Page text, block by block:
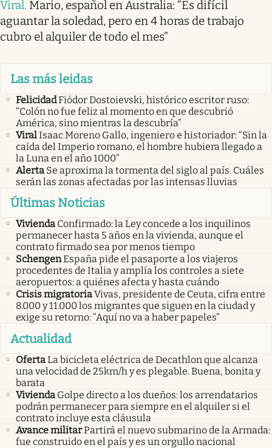
Viral. Mario, español en Australia: “Es difícil
aguantar la soledad, pero en 4 horas de trabajo
cubro el alquiler de todo el mes”
Las más leidas
FelicidadFiódor Dostoievski, histórico escritor ruso:
“Colón no fue feliz al momento en que descubrió
América, sino mientras la descubría”
ViralIsaac Moreno Gallo, ingeniero e historiador: “Sin la
caída del Imperio romano, el hombre hubiera llegado a
la Luna en el año 1000”
Alerta Se aproxima la tormenta del siglo al país. Cuáles
serán las zonas afectadas por las intensas lluvias
Últimas Noticias
Vivienda Confirmado: la Ley concede a los inquilinos
permanecer hasta 5 años en la vivienda, aunque el
contrato firmado sea por menos tiempo
SchengenEspaña pide el pasaporte a los viajeros
procedentes de Italia y amplía los controles a siete
aeropuertos: a quiénes afecta y hasta cuándo
Crisis migratoriaVivas, presidente de Ceuta, cifra entre
8.000 y 11.000 los migrantes que siguen en la ciudad y
exige su retorno: “Aquí no va a haber papeles”
Actualidad
OfertaLa bicicleta eléctrica de Decathlon que alcanza
una velocidad de 25km/h y es plegable. Buena, bonita y
barata
Vivienda Golpe directo a los dueños: los arrendatarios
podrán permanecer para siempre en el alquiler si el
contrato incluye esta cláusula
Avance militarPartirá el nuevo submarino de la Armada:
fue construido en el país y es un orgullo nacional